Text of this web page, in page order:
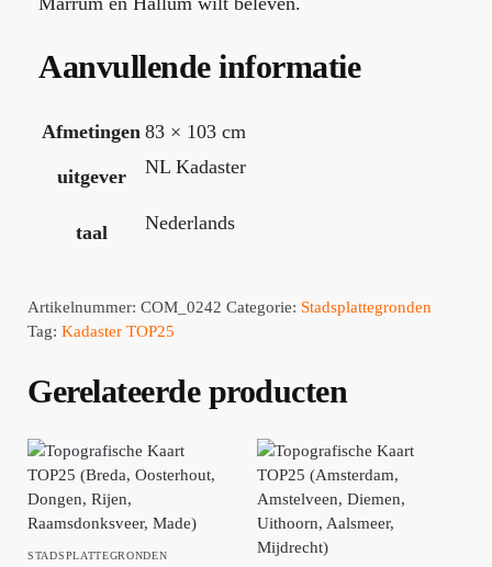
Aanvullende informatie
Afmetingen 83 × 103 cm
uitgever NL Kadaster
taal Nederlands
Artikelnummer: COM_0242 Categorie: Stadsplattegronden
Tag: Kadaster TOP25
Gerelateerde producten
STADSPLATTEGRONDEN